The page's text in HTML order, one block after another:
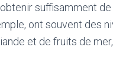
suffisamment
ont souvent des
et de fruits de